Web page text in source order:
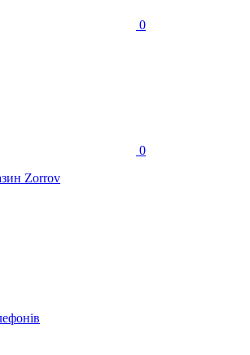
0
0
Zorrov